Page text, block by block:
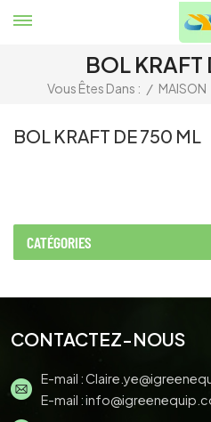
BOL KRAFT
Vous Êtes Dans : / MAISON
BOL KRAFT DE 750 ML
CATÉGORIES
CONTACTEZ-NOUS
E-mail :
E-mail :